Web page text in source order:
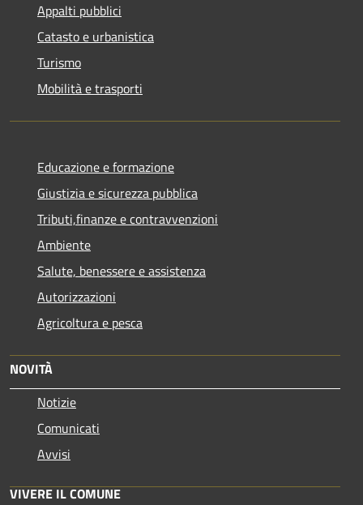
Appalti pubblici
Catasto e urbanistica
Turismo
Mobilità e trasporti
Educazione e formazione
Giustizia e sicurezza pubblica
Tributi,finanze e contravvenzioni
Ambiente
Salute, benessere e assistenza
Autorizzazioni
Agricoltura e pesca
NOVITÀ
Notizie
Comunicati
Avvisi
VIVERE IL COMUNE